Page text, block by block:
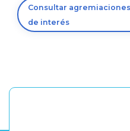
Consultar
de interés